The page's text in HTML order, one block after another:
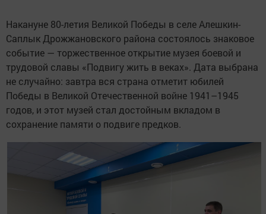
Накануне 80-летия Великой Победы в селе Алешкин-
Саплык Дрожжановского района состоялось знаковое
событие — торжественное открытие музея боевой и
трудовой славы «Подвигу жить в веках». Дата выбрана
не случайно: завтра вся страна отметит юбилей
Победы в Великой Отечественной войне 1941–1945
годов, и этот музей стал достойным вкладом в
сохранение памяти о подвиге предков.